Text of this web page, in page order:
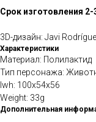
Срок изготовления 2-
3D-дизайн: Javi
Характеристики
Материал: Полилактид
Тип персонажа:
lwh: 100x54x56
Weight: 33g
Дополнительная